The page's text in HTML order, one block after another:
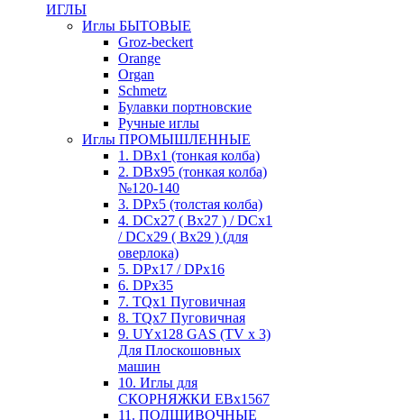
ИГЛЫ
Иглы БЫТОВЫЕ
Groz-beckert
Orange
Organ
Schmetz
Булавки портновские
Ручные иглы
Иглы ПРОМЫШЛЕННЫЕ
1. DBx1 (тонкая колба)
2. DBx95 (тонкая колба)
№120-140
3. DPx5 (толстая колба)
4. DCx27 ( Bx27 ) / DCx1
/ DCx29 ( Bx29 ) (для
оверлока)
5. DPx17 / DPx16
6. DPx35
7. TQx1 Пуговичная
8. TQx7 Пуговичная
9. UYx128 GAS (TV x 3)
Для Плоскошовных
машин
10. Иглы для
СКОРНЯЖКИ EBx1567
11. ПОДШИВОЧНЫЕ